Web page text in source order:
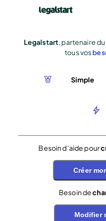
Legalstart , partenaire
tous vos
Simple
Besoin d’aide pour
Créer
Besoin de
Modifier